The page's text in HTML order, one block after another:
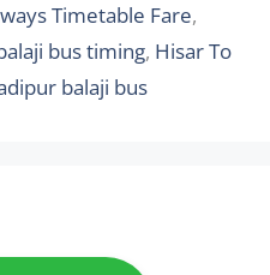
Timetable Fare,
bus timing, Hisar To
balaji bus